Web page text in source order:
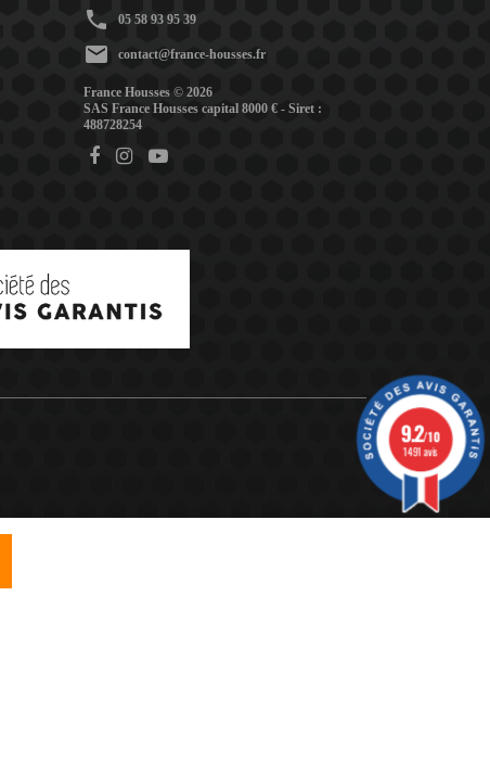
phone 05 58 93 95 39
mail contact@france-housses.fr
France Housses © 2026
SAS France Housses capital 8000 € - Siret :
488728254
9.2/10
1491 avis